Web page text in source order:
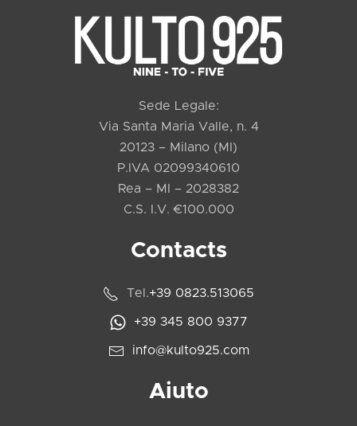
Sede Legale:
Via Santa Maria Valle, n. 4
20123 – Milano (MI)
P.IVA 02099340610
Rea – MI – 2028382
C.S. I.V. €100.000
Contacts
Tel.+39 0823.513065
+39 345 800 9377
info@kulto925.com
Aiuto